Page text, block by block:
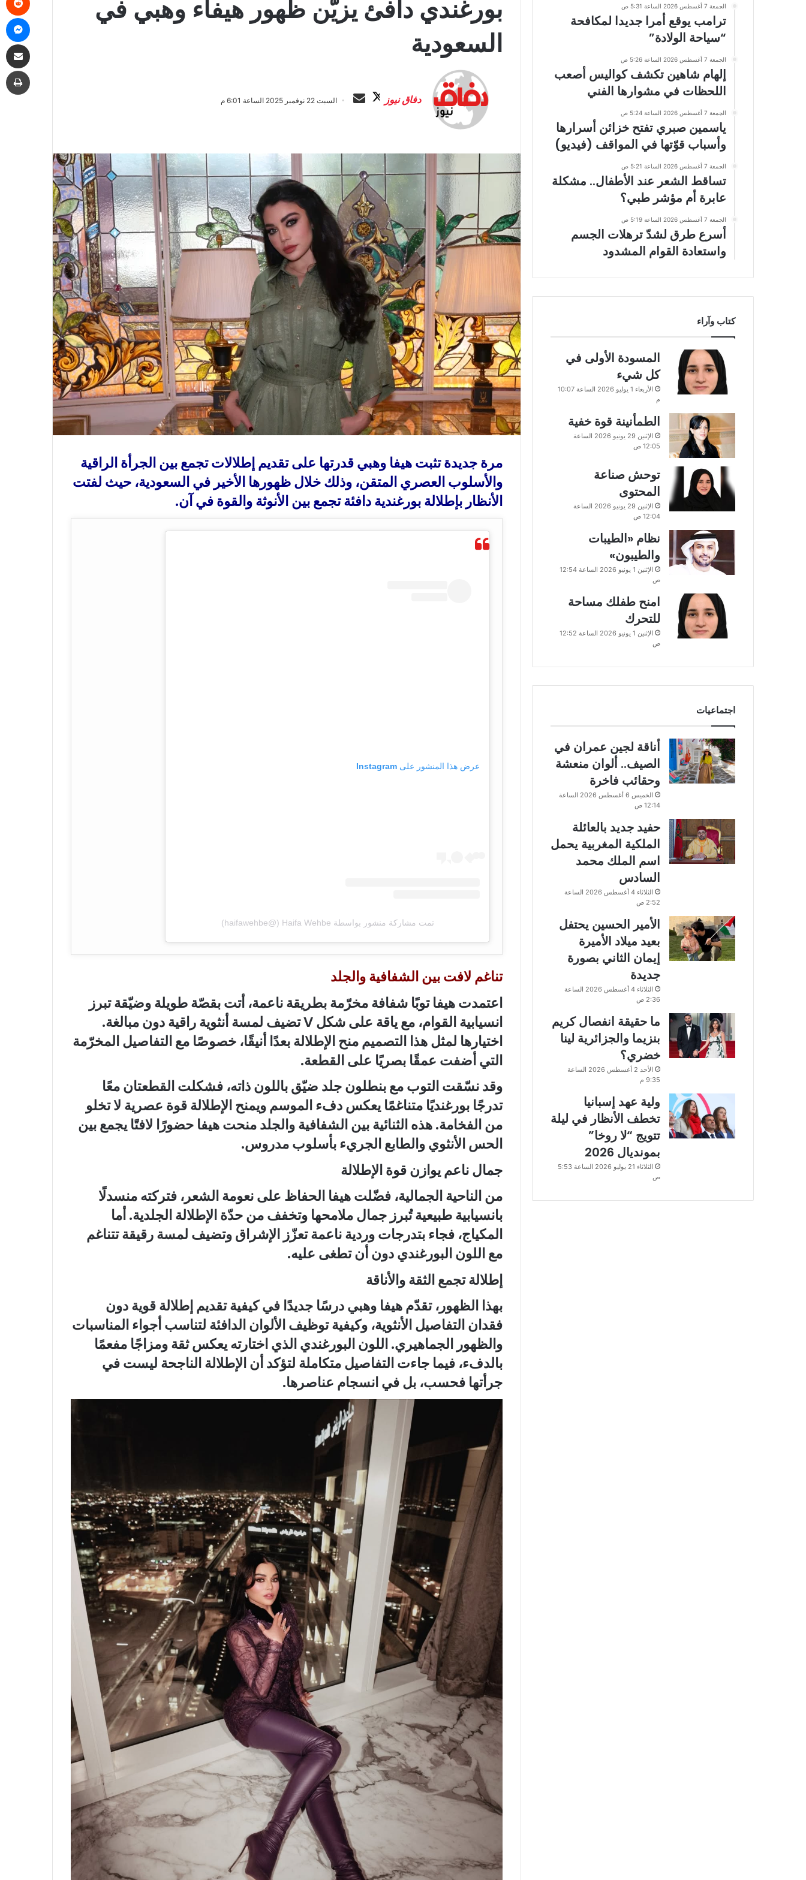
بورغندي دافئ يزيّن ظهور هيفاء وهبي في
السعودية
دفاق نيوز
ا
ب
ل
ى
X
ر
ي
د
ا
إ
ل
ك
ت
ر
و
ن
ي
ا
السبت 22 نوفمبر 2025 الساعة 6:01 م
مرة جديدة تثبت هيفا وهبي قدرتها على تقديم إطلالات تجمع بين الجرأة الراقية
والأسلوب العصري المتقن، وذلك خلال ظهورها الأخير في السعودية، حيث لفتت
الأنظار بإطلالة بورغندية دافئة تجمع بين الأنوثة والقوة في آن.
عرض هذا المنشور على Instagram
تمت مشاركة منشور بواسطة ‏‎Haifa Wehbe‎‏ (@‏‎haifawehbe‎‏)
تناغم لافت بين الشفافية والجلد
اعتمدت هيفا توبًا شفافة مخرّمة بطريقة ناعمة، أتت بقصّة طويلة وضيّقة تبرز
انسيابية القوام، مع ياقة على شكل V تضيف لمسة أنثوية راقية دون مبالغة.
اختيارها لمثل هذا التصميم منح الإطلالة بعدًا أنيقًا، خصوصًا مع التفاصيل المخرّمة
التي أضفت عمقًا بصريًا على القطعة.
وقد نسّقت التوب مع بنطلون جلد ضيّق باللون ذاته، فشكلت القطعتان معًا
تدرجًا بورغنديًا متناغمًا يعكس دفء الموسم ويمنح الإطلالة قوة عصرية لا تخلو
من الفخامة. هذه الثنائية بين الشفافية والجلد منحت هيفا حضورًا لافتًا يجمع بين
الحس الأنثوي والطابع الجريء بأسلوب مدروس.
جمال ناعم يوازن قوة الإطلالة
من الناحية الجمالية، فضّلت هيفا الحفاظ على نعومة الشعر، فتركته منسدلًا
بانسيابية طبيعية تُبرز جمال ملامحها وتخفف من حدّة الإطلالة الجلدية. أما
المكياج، فجاء بتدرجات وردية ناعمة تعزّز الإشراق وتضيف لمسة رقيقة تتناغم
مع اللون البورغندي دون أن تطغى عليه.
إطلالة تجمع الثقة والأناقة
بهذا الظهور، تقدّم هيفا وهبي درسًا جديدًا في كيفية تقديم إطلالة قوية دون
فقدان التفاصيل الأنثوية، وكيفية توظيف الألوان الدافئة لتناسب أجواء المناسبات
والظهور الجماهيري. اللون البورغندي الذي اختارته يعكس ثقة ومزاجًا مفعمًا
بالدفء، فيما جاءت التفاصيل متكاملة لتؤكد أن الإطلالة الناجحة ليست في
جرأتها فحسب، بل في انسجام عناصرها.
الجمعة 7 أغسطس 2026 الساعة 5:31 ص
ترامب يوقع أمرا جديدا لمكافحة
“سياحة الولادة”
الجمعة 7 أغسطس 2026 الساعة 5:26 ص
إلهام شاهين تكشف كواليس أصعب
اللحظات في مشوارها الفني
الجمعة 7 أغسطس 2026 الساعة 5:24 ص
ياسمين صبري تفتح خزائن أسرارها
وأسباب قوّتها في المواقف (فيديو)
الجمعة 7 أغسطس 2026 الساعة 5:21 ص
تساقط الشعر عند الأطفال.. مشكلة
عابرة أم مؤشر طبي؟
الجمعة 7 أغسطس 2026 الساعة 5:19 ص
أسرع طرق لشدّ ترهلات الجسم
واستعادة القوام المشدود
كتاب وآراء
المسودة الأولى في
كل شيء
الأربعاء 1 يوليو 2026 الساعة 10:07
م
الطمأنينة قوة خفية
الإثنين 29 يونيو 2026 الساعة
12:05 ص
توحش صناعة
المحتوى
الإثنين 29 يونيو 2026 الساعة
12:04 ص
نظام «الطيبات
والطيبون»
الإثنين 1 يونيو 2026 الساعة 12:54
ص
امنح طفلك مساحة
للتحرك
الإثنين 1 يونيو 2026 الساعة 12:52
ص
اجتماعيات
أناقة لجين عمران في
الصيف.. ألوان منعشة
وحقائب فاخرة
الخميس 6 أغسطس 2026 الساعة
12:14 ص
حفيد جديد بالعائلة
الملكية المغربية يحمل
اسم الملك محمد
السادس
الثلاثاء 4 أغسطس 2026 الساعة
2:52 ص
الأمير الحسين يحتفل
بعيد ميلاد الأميرة
إيمان الثاني بصورة
جديدة
الثلاثاء 4 أغسطس 2026 الساعة
2:36 ص
ما حقيقة انفصال كريم
بنزيما والجزائرية لينا
خضري؟
الأحد 2 أغسطس 2026 الساعة
9:35 م
ولية عهد إسبانيا
تخطف الأنظار في ليلة
تتويج “لا روخا”
بمونديال 2026
الثلاثاء 21 يوليو 2026 الساعة 5:53
ص